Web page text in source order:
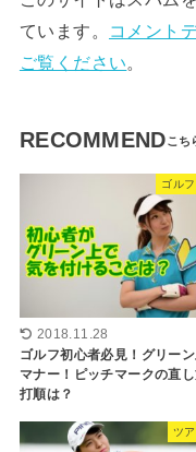
ています。 コメント
ご覧ください。
RECOMMEND
ゴル
2018.11.28
ゴルフ初心者必見！グリー
マナー！ピッチマークの直
打順は？
ツ